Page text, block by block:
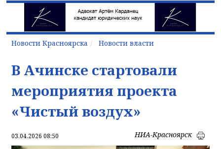
Новости Красноярска Новости власти
В Ачинске стартовали
мероприятия проекта
«Чистый воздух»
03.04.2026 08:50 НИА-Красноярск